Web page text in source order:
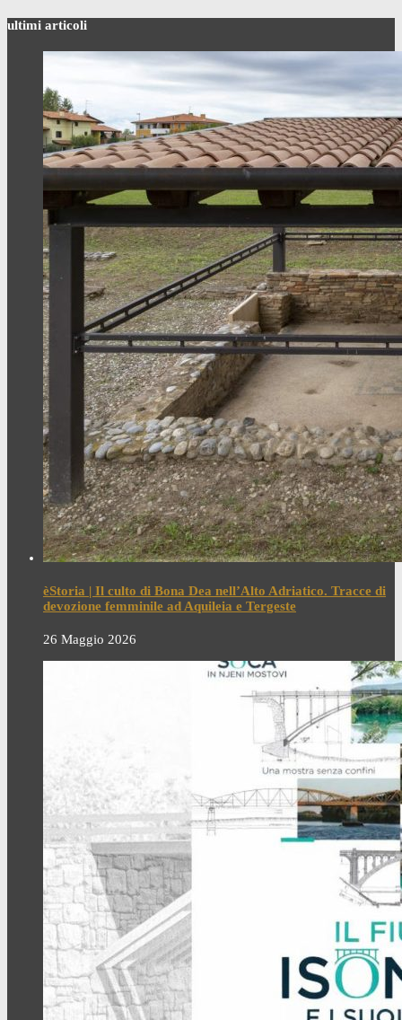
ultimi articoli
èStoria | Il culto di Bona Dea nell’Alto Adriatico. Tracce di
devozione femminile ad Aquileia e Tergeste
26 Maggio 2026